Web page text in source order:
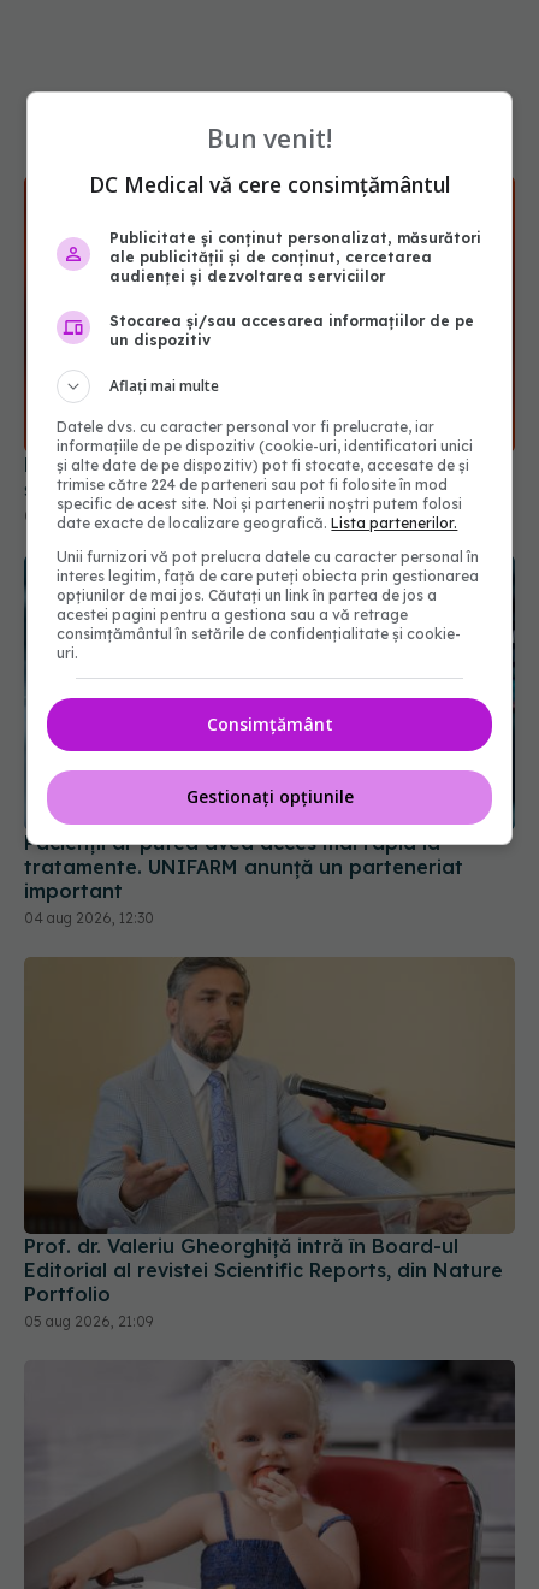
Microplasticele pot traversa bariera placentară
și modifica hormonii
Pacienții ar putea avea acces mai rapid la
tratamente. UNIFARM anunță un parteneriat
important
04 aug 2026, 12:30
Prof. dr. Valeriu Gheorghiță intră în Board-ul
Editorial al revistei Scientific Reports, din Nature
Portfolio
05 aug 2026, 21:09
Primele 1.000 de zile ar putea decide sănătatea
creierului pentru întreaga viață
Bun venit!
DC Medical vă cere consimțământul
Publicitate și conținut personalizat, măsurători
ale publicității și de conținut, cercetarea
audienței și dezvoltarea serviciilor
Stocarea și/sau accesarea informațiilor de pe
un dispozitiv
Aflați mai multe
Datele dvs. cu caracter personal vor fi prelucrate, iar
informațiile de pe dispozitiv (cookie-uri, identificatori unici
și alte date de pe dispozitiv) pot fi stocate, accesate de și
trimise către 224 de parteneri sau pot fi folosite în mod
specific de acest site. Noi și partenerii noștri putem folosi
date exacte de localizare geografică.Lista partenerilor.
Unii furnizori vă pot prelucra datele cu caracter personal în
interes legitim, față de care puteți obiecta prin gestionarea
opțiunilor de mai jos. Căutați un link în partea de jos a
acestei pagini pentru a gestiona sau a vă retrage
consimțământul în setările de confidențialitate și cookie-
uri.
Consimțământ
Gestionați opțiunile